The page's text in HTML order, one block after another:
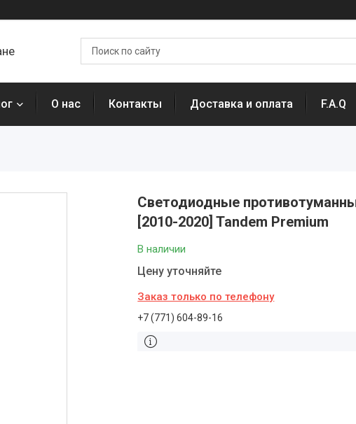
О нас Контакты Доставка и оплата F.A.Q
Светодиодные
[2010-2020] Tandem Premium
В наличии
Цену уточняйте
Заказ только по телефону
+7 (771) 604-89-16